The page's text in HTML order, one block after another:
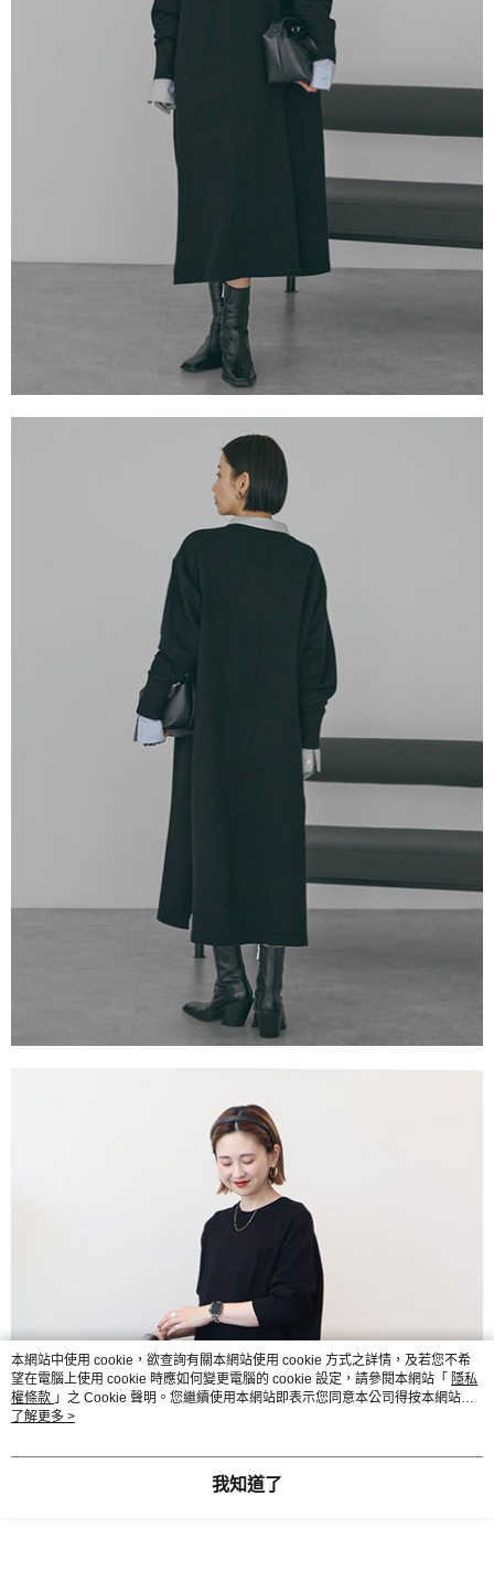
本網站中使用 cookie，欲查詢有關本網站使用 cookie 方式之詳情，及若您不希
望在電腦上使用 cookie 時應如何變更電腦的 cookie 設定，請參閱本網站「 隱私
權條款 」之 Cookie 聲明。您繼續使用本網站即表示您同意本公司得按本網站使
用條款之 Cookie 聲明使用 cookie。
了解更多 >
我知道了